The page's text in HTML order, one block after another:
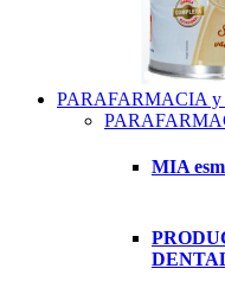
PARAFARMACIA
MIA